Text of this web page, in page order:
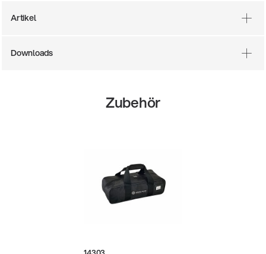
13860-200-25
Spielfeldrand
Artikel
Downloads
Zubehör